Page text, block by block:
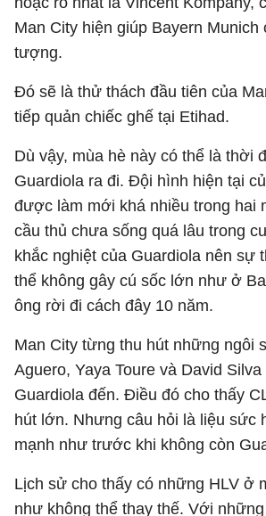
Man City hiện giúp Bayern Munich
tượng.
Đó sẽ là thử thách đầu tiên của
tiếp quản chiếc ghế tại Etihad.
Dù vậy, mùa hè này có thể là thời
Guardiola ra đi. Đội hình hiện tại
được làm mới khá nhiều trong hai
cầu thủ chưa sống quá lâu trong
khắc nghiệt của Guardiola nên sự
thể không gây cú sốc lớn như ở
ông rời đi cách đây 10 năm.
Man City từng thu hút những ngôi
Aguero, Yaya Toure và David
Guardiola đến. Điều đó cho thấy
hút lớn. Nhưng câu hỏi là liệu sức
mạnh như trước khi không còn
Lịch sử cho thấy có những HLV ở
như không thể thay thế. Với